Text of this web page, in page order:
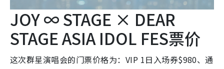
JOY ∞ STAGE × DEAR
STAGE ASIA IDOL FES票价
这次群星演唱会的门票价格为：VIP 1日入场券$980、通